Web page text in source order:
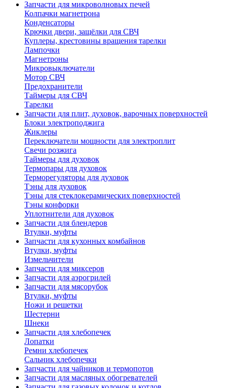
Запчасти для микроволновых печей
Колпачки магнетрона
Конденсаторы
Крючки двери, защёлки для СВЧ
Куплеры, крестовины вращения тарелки
Лампочки
Магнетроны
Микровыключатели
Мотор СВЧ
Предохранители
Таймеры для СВЧ
Тарелки
Запчасти для плит, духовок, варочных поверхностей
Блоки электроподжига
Жиклеры
Переключатели мощности для электроплит
Свечи розжига
Таймеры для духовок
Термопары для духовок
Терморегуляторы для духовок
Тэны для духовок
Тэны для стеклокерамических поверхностей
Тэны конфорки
Уплотнители для духовок
Запчасти для блендеров
Втулки, муфты
Запчасти для кухонных комбайнов
Втулки, муфты
Измельчители
Запчасти для миксеров
Запчасти для аэрогрилей
Запчасти для мясорубок
Втулки, муфты
Ножи и решетки
Шестерни
Шнеки
Запчасти для хлебопечек
Лопатки
Ремни хлебопечек
Сальник хлебопечки
Запчасти для чайников и термопотов
Запчасти для масляных обогревателей